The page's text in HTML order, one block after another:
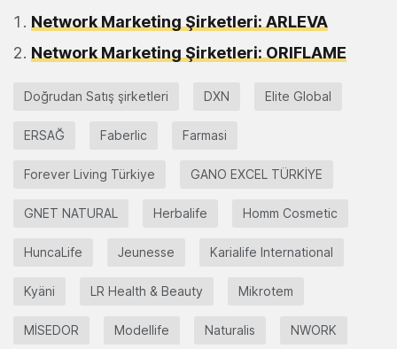
Network Marketing Şirketleri: ARLEVA
Network Marketing Şirketleri: ORIFLAME
Doğrudan Satış şirketleri DXN Elite Global
ERSAĞ Faberlic Farmasi
Forever Living Türkiye GANO EXCEL TÜRKİYE
GNET NATURAL Herbalife Homm Cosmetic
HuncaLife Jeunesse Karialife International
Kyäni LR Health & Beauty Mikrotem
MİSEDOR Modellife Naturalis NWORK